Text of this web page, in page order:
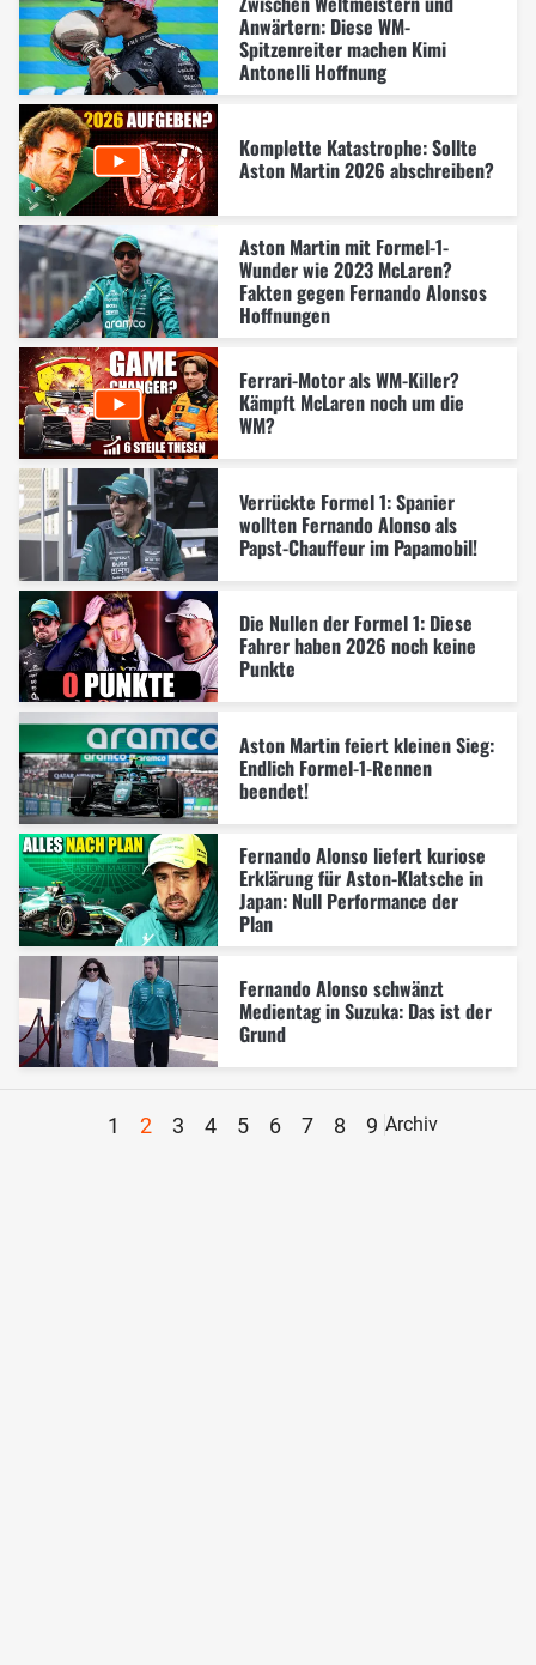
Anwärtern: Diese WM-
Spitzenreiter machen Kimi
Antonelli Hoffnung
Komplette Katastrophe: Sollte
Aston Martin 2026 abschreiben?
Aston Martin mit Formel-1-
Wunder wie 2023 McLaren?
Fakten gegen Fernando Alonsos
Hoffnungen
Ferrari-Motor als WM-Killer?
Kämpft McLaren noch um die
WM?
Verrückte Formel 1: Spanier
wollten Fernando Alonso als
Papst-Chauffeur im Papamobil!
Die Nullen der Formel 1: Diese
Fahrer haben 2026 noch keine
Punkte
Aston Martin feiert kleinen Sieg:
Endlich Formel-1-Rennen
beendet!
Fernando Alonso liefert kuriose
Erklärung für Aston-Klatsche in
Japan: Null Performance der
Plan
Fernando Alonso schwänzt
Medientag in Suzuka: Das ist der
Grund
1 2 3 4 5 6 7 8 9 Archiv